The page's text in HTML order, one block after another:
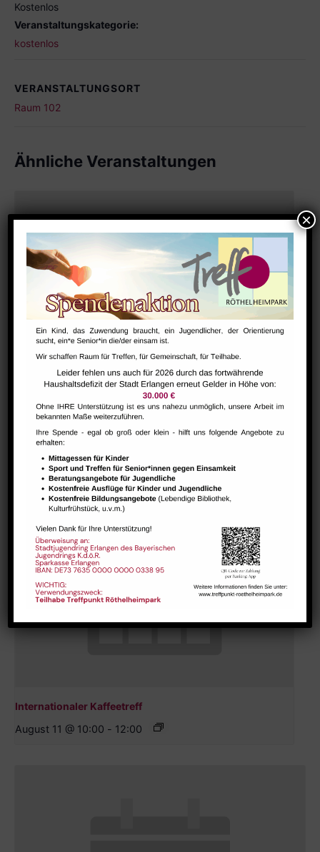
Kostenlos
Veranstaltungskategorie:
kostenlos
VERANSTALTUNGSORT
Raum 102
Ähnliche Veranstaltungen
Hausaufgabenbetreuung (nicht während der Ferien)
August 10 @ 13:30
Internationaler Kaffeetreff
August 11 @ 10:00 - 12:00